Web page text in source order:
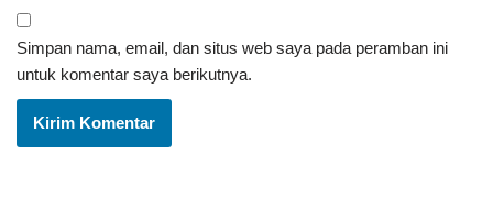
Simpan nama, email, dan situs web saya pada peramban ini
untuk komentar saya berikutnya.